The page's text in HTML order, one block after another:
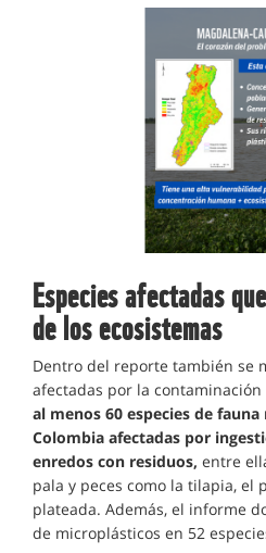
Especies afectadas
de los ecosistemas
Dentro del reporte también se
afectadas por la contaminación
al menos 60 especies de
Colombia afectadas por
enredos con residuos, entre
pala y peces como la tilapia, el
plateada. Además, el informe
de microplásticos en 52